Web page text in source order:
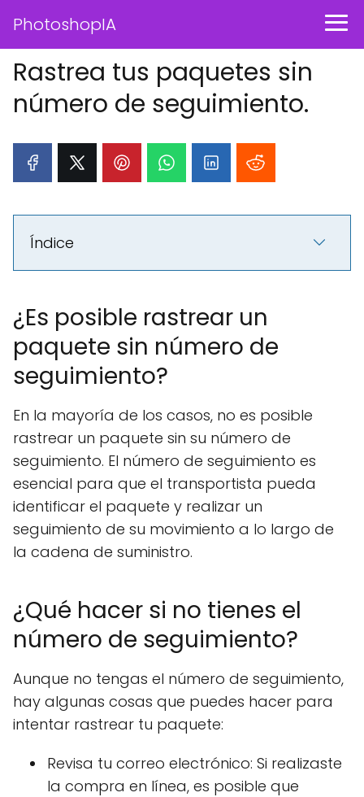
PhotoshopIA
Rastrea tus paquetes sin
número de seguimiento.
Índice
¿Es posible rastrear un
paquete sin número de
seguimiento?
En la mayoría de los casos, no es posible
rastrear un paquete sin su número de
seguimiento. El número de seguimiento es
esencial para que el transportista pueda
identificar el paquete y realizar un
seguimiento de su movimiento a lo largo de
la cadena de suministro.
¿Qué hacer si no tienes el
número de seguimiento?
Aunque no tengas el número de seguimiento,
hay algunas cosas que puedes hacer para
intentar rastrear tu paquete:
Revisa tu correo electrónico: Si realizaste
la compra en línea, es posible que